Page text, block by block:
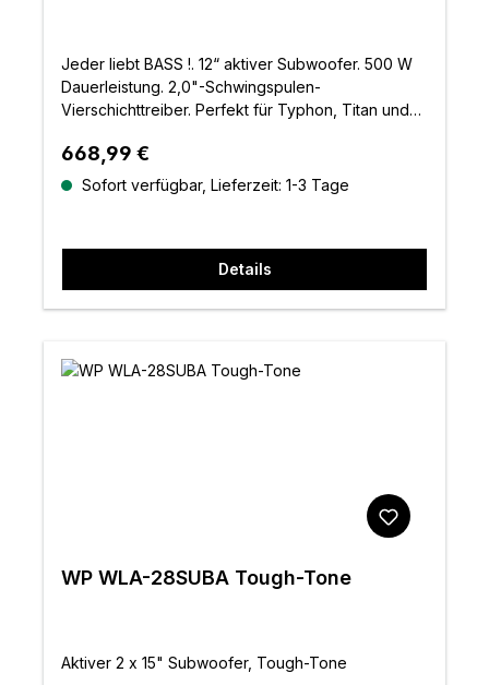
Jeder liebt BASS !. 12“ aktiver Subwoofer. 500 W
Dauerleistung. 2,0"-Schwingspulen-
Vierschichttreiber. Perfekt für Typhon, Titan und
Regulärer Preis:
668,99 €
Sofort verfügbar, Lieferzeit: 1-3 Tage
Details
WP WLA-28SUBA Tough-Tone
Aktiver 2 x 15" Subwoofer, Tough-Tone